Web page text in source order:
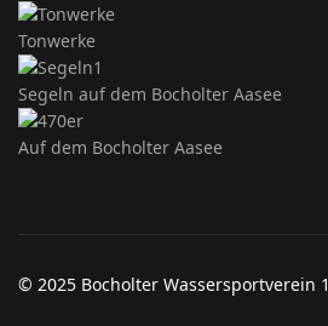
Tonwerke
Segeln auf dem Bocholter Aasee
Auf dem Bocholter Aasee
© 2025 Bocholter Wassersportverein